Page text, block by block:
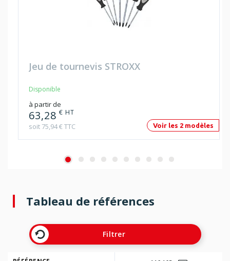
Jeu de tournevis STROXX
Disponible
à partir de
63,28 € HT
soit 75,94 € TTC Voir les 2 modèles
Tableau de références
Filtrer